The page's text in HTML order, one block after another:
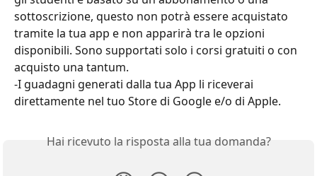
sottoscrizione, questo non potrà essere acquistato
tramite la tua app e non apparirà tra le opzioni
disponibili. Sono supportati solo i corsi gratuiti o con
acquisto una tantum.
-I guadagni generati dalla tua App li riceverai
direttamente nel tuo Store di Google e/o di Apple.
Hai ricevuto la risposta alla tua domanda?